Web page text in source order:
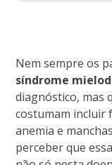
Nem sempre os
síndrome
diagnóstico, mas
costumam incluir
anemia e
perceber que